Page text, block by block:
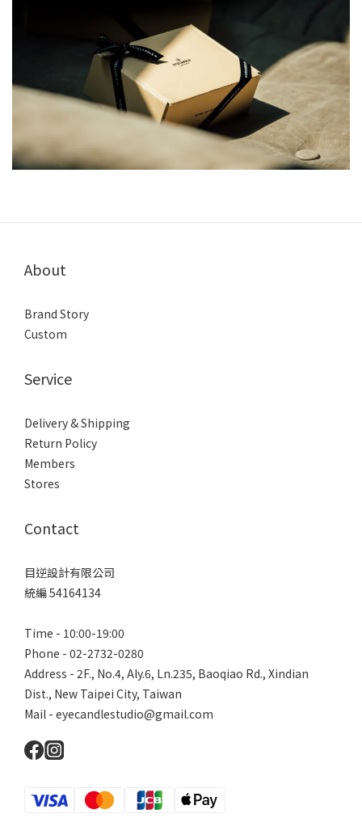
About
Brand Story
Custom
Service
Delivery & Shipping
Return Policy
Members
Stores
Contact
目逆設計有限公司
統編 54164134
Time - 10:00-19:00
Phone - 02-2732-0280
Address - 2F., No.4, Aly.6, Ln.235, Baoqiao Rd., Xindian
Dist., New Taipei City, Taiwan
Mail - eyecandlestudio@gmail.com